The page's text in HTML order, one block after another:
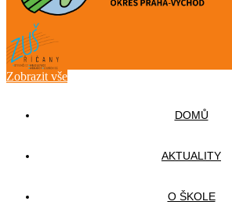
Zobrazit vše
DOMŮ
AKTUALITY
O ŠKOLE